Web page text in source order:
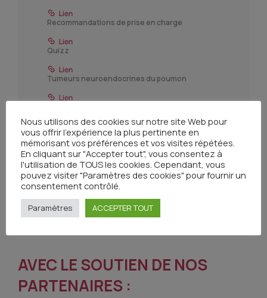
Recommandations de prise en charge
Quizz
Tumeurs neuroendocrines du poumon
Essais clinique
Cas clinique
AVEC LE SOUTIEN DE NOS
PARTENAIRES :
Nous utilisons des cookies sur notre site Web pour
vous offrir l'expérience la plus pertinente en
mémorisant vos préférences et vos visites répétées.
En cliquant sur "Accepter tout", vous consentez à
l'utilisation de TOUS les cookies. Cependant, vous
pouvez visiter "Paramètres des cookies" pour fournir un
consentement contrôlé.
Paramètres ACCEPTER TOUT